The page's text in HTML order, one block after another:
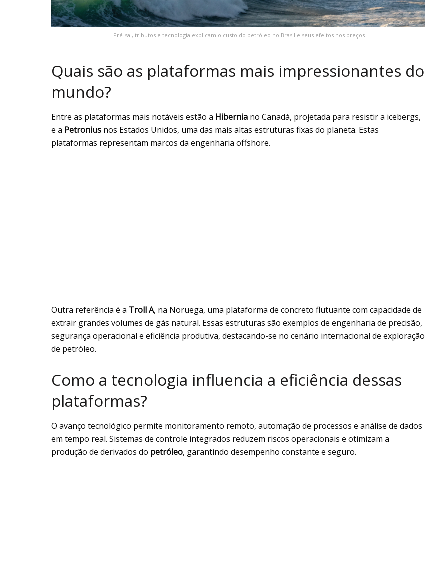
Pré-sal, tributos e tecnologia explicam o custo do petróleo no Brasil e seus efeitos nos preços
Quais são as plataformas mais impressionantes do
mundo?
Entre as plataformas mais notáveis estão a Hibernia no Canadá, projetada para resistir a icebergs,
e a Petronius nos Estados Unidos, uma das mais altas estruturas fixas do planeta. Estas
plataformas representam marcos da engenharia offshore.
Outra referência é a Troll A, na Noruega, uma plataforma de concreto flutuante com capacidade de
extrair grandes volumes de gás natural. Essas estruturas são exemplos de engenharia de precisão,
segurança operacional e eficiência produtiva, destacando-se no cenário internacional de exploração
de petróleo.
Como a tecnologia influencia a eficiência dessas
plataformas?
O avanço tecnológico permite monitoramento remoto, automação de processos e análise de dados
em tempo real. Sistemas de controle integrados reduzem riscos operacionais e otimizam a
produção de derivados do petróleo, garantindo desempenho constante e seguro.